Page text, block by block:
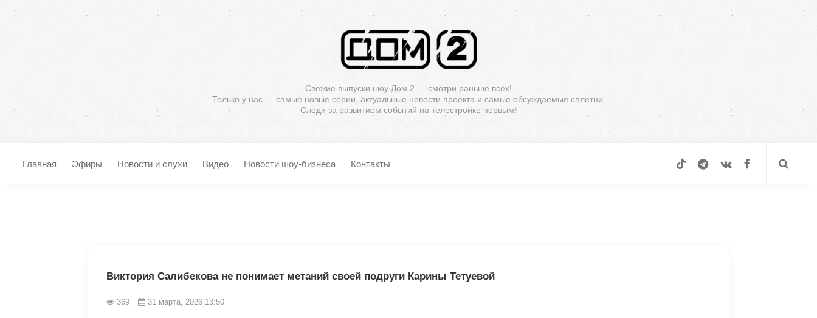
Свежие выпуски шоу Дом 2 — смотри раньше всех!
Только у нас — самые новые серии, актуальные новости проекта и самые обсуждаемые сплетни.
Следи за развитием событий на телестройке первым!
Главная Эфиры Новости и слухи Видео Новости шоу-бизнеса Контакты
Виктория Салибекова не понимает метаний своей подруги Карины Тетуевой
369 31 марта, 2026 13:50